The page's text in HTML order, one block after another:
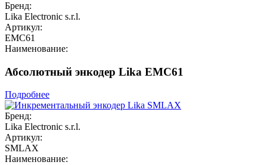
Бренд:
Lika Electronic s.r.l.
Артикул:
EMC61
Наименование:
Абсолютный энкодер Lika EMC61
Подробнее
Бренд:
Lika Electronic s.r.l.
Артикул:
SMLAX
Наименование: